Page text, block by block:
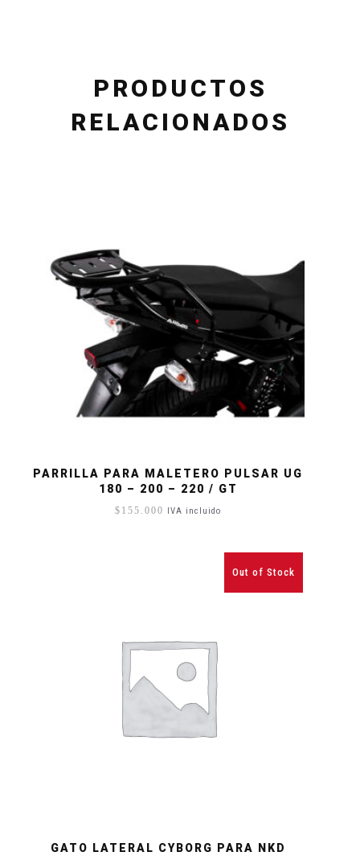
PRODUCTOS
RELACIONADOS
PARRILLA PARA MALETERO PULSAR UG
180 – 200 – 220 / GT
$ 155.000 IVA incluido
GATO LATERAL CYBORG PARA NKD
Out of Stock